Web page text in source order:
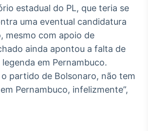
Radar
Monitoramento
inteligente de
notícias e
conteúdos
Broadcast
Fundos
estadual do PL, que teria se
uma eventual candidatura
mesmo com apoio de
ainda apontou a falta de
em Pernambuco.
o partido de Bolsonaro, não tem
Pernambuco, infelizmente”,